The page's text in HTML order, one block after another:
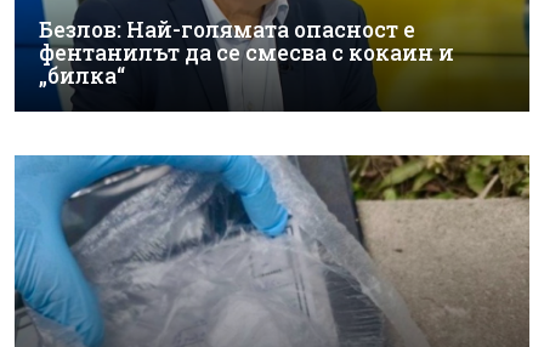
Безлов: Най-голямата опасност е
фентанилът да се смесва с кокаин и
„билка“